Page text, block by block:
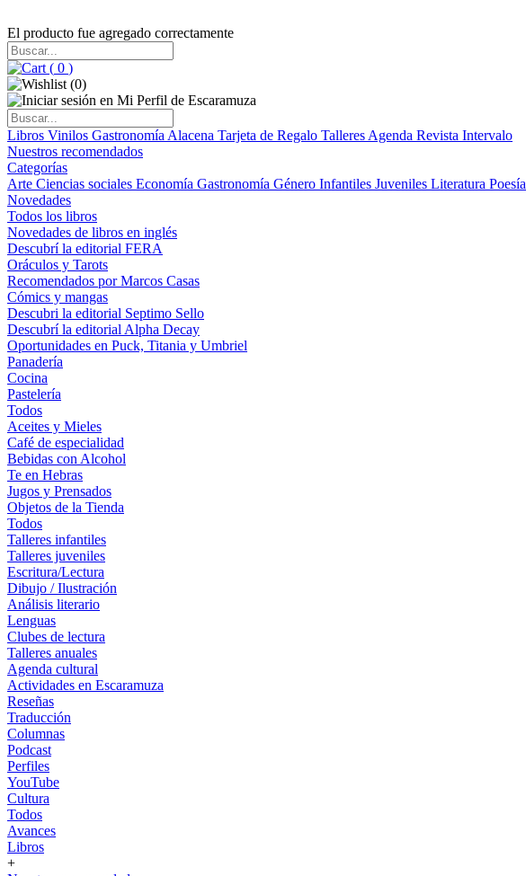
El producto fue agregado correctamente
( 0 )
(0)
Libros Vinilos Gastronomía Alacena Tarjeta de Regalo Talleres Agenda Revista Intervalo
Nuestros recomendados
Categorías
Arte Ciencias sociales Economía Gastronomía Género Infantiles Juveniles Literatura Poesía
Novedades
Todos los libros
Novedades de libros en inglés
Descubrí la editorial FERA
Oráculos y Tarots
Recomendados por Marcos Casas
Cómics y mangas
Descubri la editorial Septimo Sello
Descubrí la editorial Alpha Decay
Oportunidades en Puck, Titania y Umbriel
Panadería
Cocina
Pastelería
Todos
Aceites y Mieles
Café de especialidad
Bebidas con Alcohol
Te en Hebras
Jugos y Prensados
Objetos de la Tienda
Todos
Talleres infantiles
Talleres juveniles
Escritura/Lectura
Dibujo / Ilustración
Análisis literario
Lenguas
Clubes de lectura
Talleres anuales
Agenda cultural
Actividades en Escaramuza
Reseñas
Traducción
Columnas
Podcast
Perfiles
YouTube
Cultura
Todos
Avances
Libros
+